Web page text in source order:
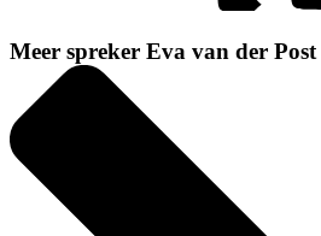
Meer spreker Eva van der Post